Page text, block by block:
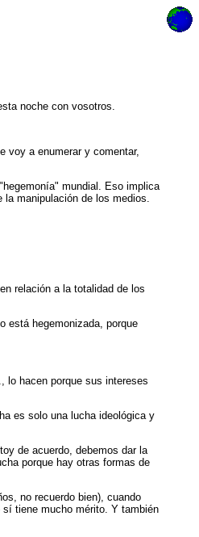
noche con vosotros.
voy a enumerar y comentar,
mundial. Eso implica
manipulación de los medios.
relación a la totalidad de los
está hegemonizada, porque
lo hacen porque sus intereses
es solo una lucha ideológica y
de acuerdo, debemos dar la
porque hay otras formas de
no recuerdo bien), cuando
tiene mucho mérito. Y también